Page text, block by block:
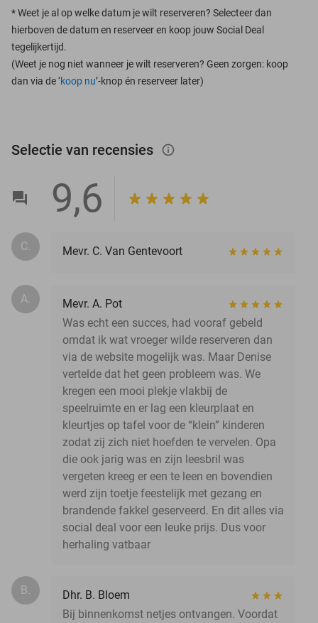
*Weet je al op welke datum je wilt reserveren? Selecteer dan
hierboven de datum en reserveer en koop jouw Social Deal
tegelijkertijd.
(Weet je nog niet wanneer je wilt reserveren? Geen zorgen: koop
dan via de ‘koop nu’-knop én reserveer later)
Selectie van recensies info_outlined
9,6
C. Mevr. C. Van Gentevoort
A.
Mevr. A. Pot
Was echt een succes, had vooraf gebeld
omdat ik wat vroeger wilde reserveren dan
via de website mogelijk was. Maar Denise
vertelde dat het geen probleem was. We
kregen een mooi plekje vlakbij de
speelruimte en er lag een kleurplaat en
kleurtjes op tafel voor de “klein” kinderen
zodat zij zich niet hoefden te vervelen. Opa
die ook jarig was en zijn leesbril was
vergeten kreeg er een te leen en bovendien
werd zijn toetje feestelijk met gezang en
brandende fakkel geserveerd. En dit alles via
social deal voor een leuke prijs. Dus voor
herhaling vatbaar
B.
Dhr. B. Bloem
Bij binnenkomst netjes ontvangen. Voordat